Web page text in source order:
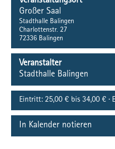
Großer Saal
Stadthalle Balingen
Charlottenstr. 27
72336 Balingen
Veranstalter
Stadthalle Balingen
Eintritt: 25,00 € bis 34,00 € ·
In Kalender notieren